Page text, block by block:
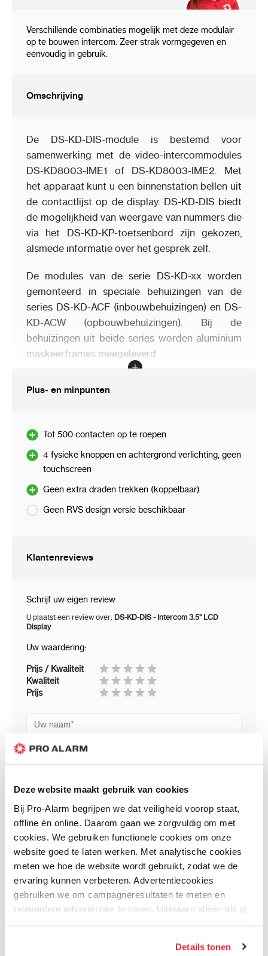
Deze website maakt gebruik van cookies
Bij Pro-Alarm begrijpen we dat veiligheid voorop staat,
offline én online. Daarom gaan we zorgvuldig om met
cookies. We gebruiken functionele cookies om onze
website goed te laten werken. Met analytische cookies
meten we hoe de website wordt gebruikt, zodat we de
ervaring kunnen verbeteren. Advertentiecookies
gebruiken we om campagneresultaten te meten en
relevantere advertenties te tonen. Uiteraard alleen als jij
daar toestemming voor geeft. Als je toestemming geeft,
kunnen deze gegevens combineren met informatie die zij
Details tonen
Verschillende combinaties mogelijk met deze modulair
op te bouwen intercom. Zeer strak vormgegeven en
eenvoudig in gebruik.
Omschrijving
De DS-KD-DIS-module is bestemd voor
samenwerking met de video-intercommodules
DS-KD8003-IME1 of DS-KD8003-IME2. Met
het apparaat kunt u een binnenstation bellen uit
de contactlijst op de display. DS-KD-DIS biedt
de mogelijkheid van weergave van nummers die
via het DS-KD-KP-toetsenbord zijn gekozen,
alsmede informatie over het gesprek zelf.
De modules van de serie DS-KD-xx worden
gemonteerd in speciale behuizingen van de
series DS-KD-ACF (inbouwbehuizingen) en DS-
KD-ACW (opbouwbehuizingen). Bij de
behuizingen uit beide series worden aluminium
maskeerframes meegeleverd.
Plus- en minpunten
Tot 500 contacten op te roepen
4 fysieke knoppen en achtergrond verlichting, geen
touchscreen
Geen extra draden trekken (koppelbaar)
Geen RVS design versie beschikbaar
Klantenreviews
Schrijf uw eigen review
U plaatst een review over: DS-KD-DIS - Intercom 3.5" LCD
Display
Uw waardering:
Prijs / Kwaliteit
Kwaliteit
Prijs
Uw naam
Samenvatting
Review versturen
Bijbehorende producten